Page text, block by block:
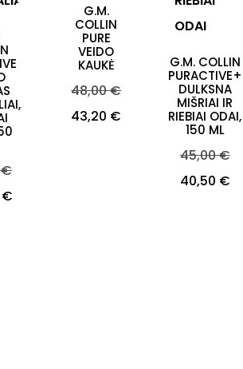
€
€
G.M.
COLLIN
PURE
VEIDO
KAUKĖ
Bazinė
kaina
48,00 €
Kaina
43,20 €
G.M. COLLIN
PURACTIVE+
DULKSNA
MIŠRIAI IR
RIEBIAI ODAI,
150 ML
Bazinė
kaina
45,00 €
Kaina
40,50 €